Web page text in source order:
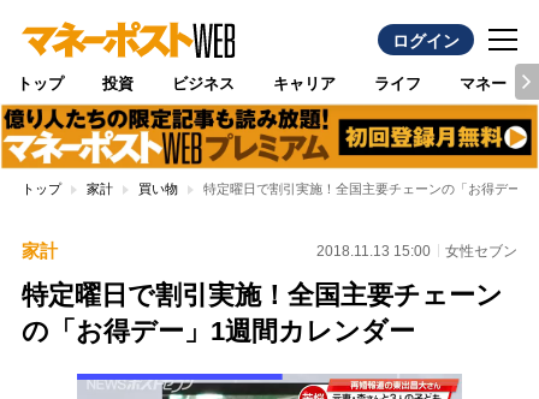
ログイン
トップ 投資 ビジネス キャリア ライフ マネー
トップ 家計 買い物 特定曜日で割引実施！全国主要チェーンの「お得デー」
家計 2018.11.13 15:00 女性セブン
特定曜日で割引実施！全国主要チェーン
の「お得デー」1週間カレンダー